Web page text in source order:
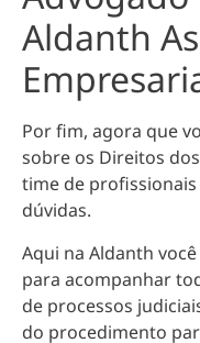
Aldanth
Por fim, agora que
sobre os Direitos
time de
dúvidas.
Aqui na Aldanth
para acompanhar
de processos
do procedimento